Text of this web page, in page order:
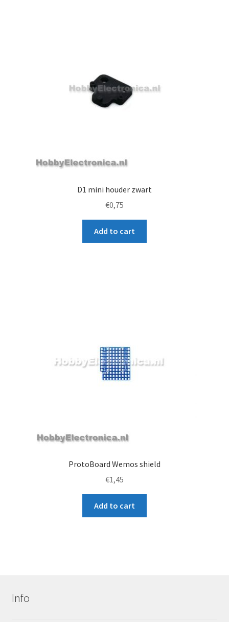
D1 mini houder zwart
€0,75
Add to cart
ProtoBoard Wemos shield
€1,45
Add to cart
Info